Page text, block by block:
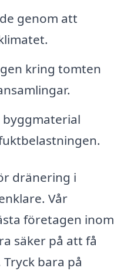
genom att
kring tomten
byggmaterial
dränering i
Vår
företagen inom
säker på att få
bara på